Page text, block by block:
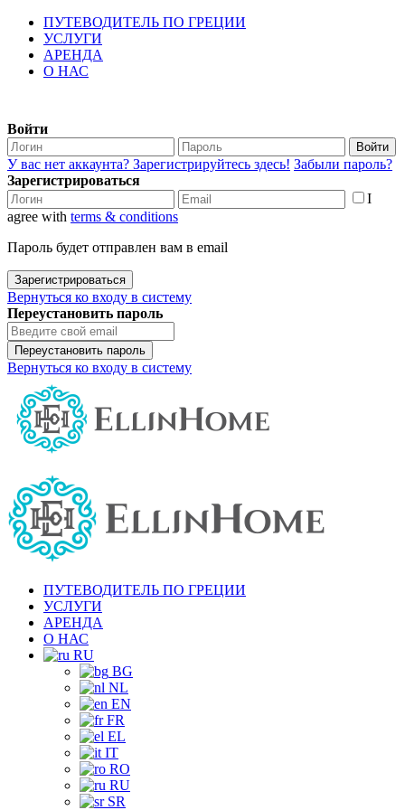
ПУТЕВОДИТЕЛЬ ПО ГРЕЦИИ
УСЛУГИ
АРЕНДА
О НАС
Войти
Войти
У вас нет аккаунта? Зарегистрируйтесь здесь! Забыли пароль?
Зарегистрироваться
I
agree with terms & conditions
Пароль будет отправлен вам в email
Зарегистрироваться
Вернуться ко входу в систему
Переустановить пароль
Переустановить пароль
Вернуться ко входу в систему
ПУТЕВОДИТЕЛЬ ПО ГРЕЦИИ
УСЛУГИ
АРЕНДА
О НАС
RU
BG
NL
EN
FR
EL
IT
RO
RU
SR